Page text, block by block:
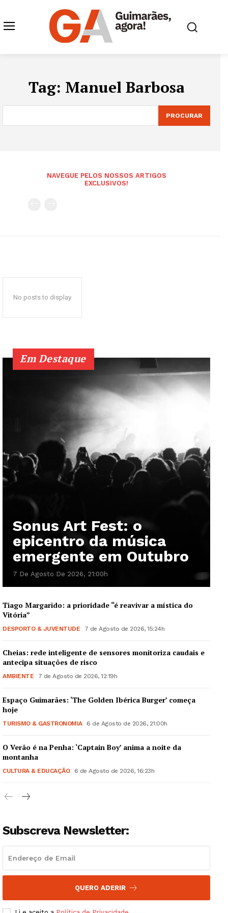
Guimarães, agora!
Institucional
Artigos
Edição Digital
Grande Entrevista
Tag: Manuel Barbosa
PROCURAR
NAVEGUE PELOS NOSSOS ARTIGOS
EXCLUSIVOS!
No posts to display
Em Destaque
Sonus Art Fest: o
epicentro da música
emergente em Outubro
7 De Agosto De 2026, 21:00h
Tiago Margarido: a prioridade “é reavivar a mística do
Vitória”
DESPORTO & JUVENTUDE 7 de Agosto de 2026, 15:24h
Cheias: rede inteligente de sensores monitoriza caudais e
antecipa situações de risco
AMBIENTE 7 de Agosto de 2026, 12:19h
Espaço Guimarães: ‘The Golden Ibérica Burger’ começa
hoje
TURISMO & GASTRONOMIA 6 de Agosto de 2026, 21:00h
O Verão é na Penha: ‘Captain Boy’ anima a noite da
montanha
CULTURA & EDUCAÇÃO 6 de Agosto de 2026, 16:23h
Subscreva Newsletter:
QUERO ADERIR